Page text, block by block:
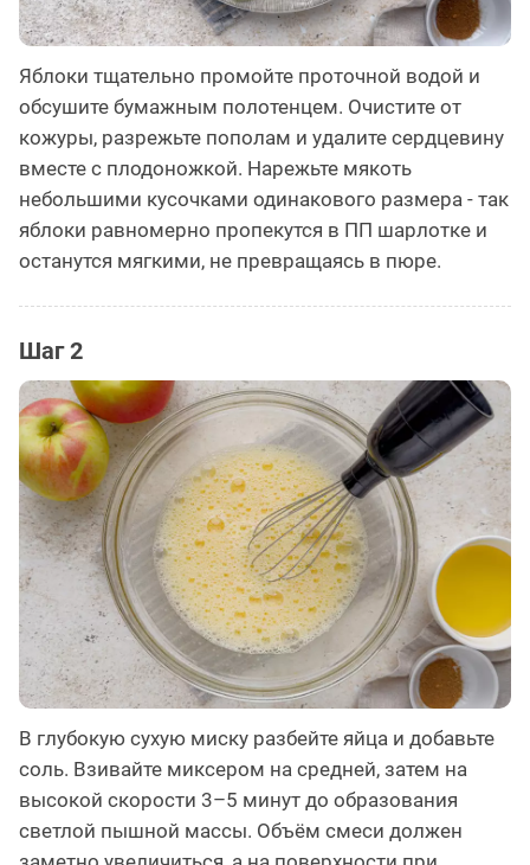
Яблоки тщательно промойте проточной водой и
обсушите бумажным полотенцем. Очистите от
кожуры, разрежьте пополам и удалите сердцевину
вместе с плодоножкой. Нарежьте мякоть
небольшими кусочками одинакового размера - так
яблоки равномерно пропекутся в ПП шарлотке и
останутся мягкими, не превращаясь в пюре.
Шаг 2
В глубокую сухую миску разбейте яйца и добавьте
соль. Взивайте миксером на средней, затем на
высокой скорости 3–5 минут до образования
светлой пышной массы. Объём смеси должен